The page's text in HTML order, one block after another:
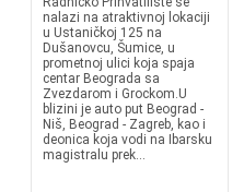
nalazi na atraktivnoj lokaciji
u Ustaničkoj 125 na
Dušanovcu, Šumice, u
prometnoj ulici koja spaja
centar Beograda sa
Zvezdarom i Grockom.U
blizini je auto put Beograd -
Niš, Beograd - Zagreb, kao i
deonica koja vodi na Ibarsku
magistralu prek...